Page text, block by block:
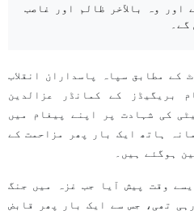
اور وہ بالآخر ظالم اور غاصب
گے۔
کے مطابق سپاہ پاسداران انقلاب
بریگیڈز کے کمانڈر عزالدین
کی شہادت پر اپنے پیغام میں
ہاتھ ایک بار پھر مزاحمت کے
ہوگئے ہیں۔
وقت پیش آیا جب غزہ میں جنگ
تھی، جس سے ایک بار پھر قابض